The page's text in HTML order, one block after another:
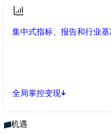
集中式指标、报告和行业基
全局掌控变现
机遇